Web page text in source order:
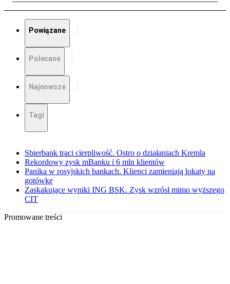
Powiązane
Polecane
Najnowsze
Tagi
Sbierbank traci cierpliwość. Ostro o działaniach Kremla
Rekordowy zysk mBanku i 6 mln klientów
Panika w rosyjskich bankach. Klienci zamieniają lokaty na
gotówkę
Zaskakujące wyniki ING BSK. Zysk wzrósł mimo wyższego
CIT
Promowane treści